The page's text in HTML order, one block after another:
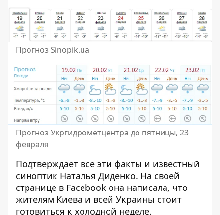
Прогноз Sinopik.ua
Прогноз Укргидрометцентра до пятницы, 23
февраля
Подтверждает все эти факты и известный
синоптик Наталья Диденко. На своей
странице в Facebook она написала, что
жителям Киева и всей Украины стоит
готовиться к холодной неделе.